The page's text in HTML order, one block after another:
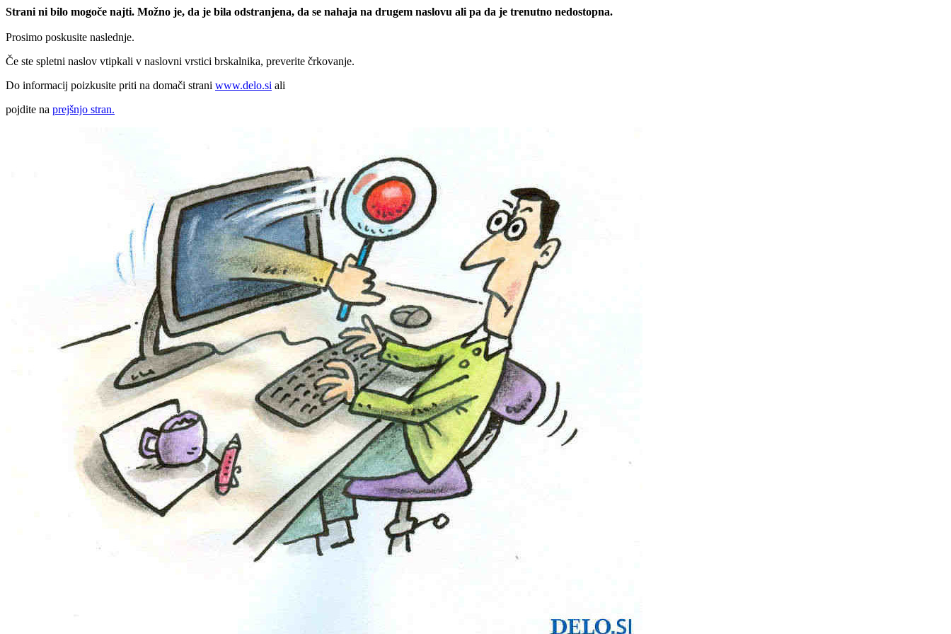
Strani ni bilo mogoče najti. Možno je, da je bila odstranjena, da se nahaja na drugem naslovu ali pa da je trenutno nedostopna.
Prosimo poskusite naslednje.
Če ste spletni naslov vtipkali v naslovni vrstici brskalnika, preverite črkovanje.
Do informacij poizkusite priti na domači strani www.delo.si ali
pojdite na prejšnjo stran.